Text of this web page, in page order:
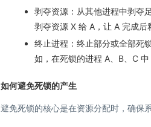
剥夺资源：从其他进程中剥夺
剥夺资源 X 给 A，让 A 完成后
终止进程：终止部分或全部死
如，在死锁的进程 A、B、C
如何避免死锁的产生
避免死锁的核心是在资源分配时，确保